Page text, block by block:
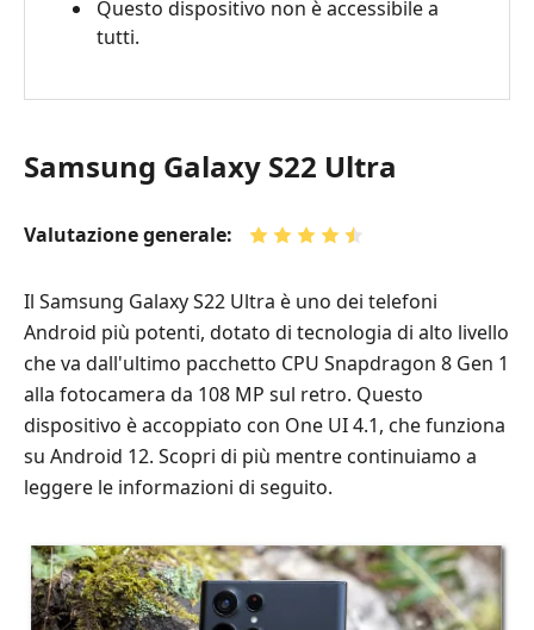
Questo dispositivo non è accessibile a
tutti.
Samsung Galaxy S22 Ultra
Valutazione generale:
Il Samsung Galaxy S22 Ultra è uno dei telefoni
Android più potenti, dotato di tecnologia di alto livello
che va dall'ultimo pacchetto CPU Snapdragon 8 Gen 1
alla fotocamera da 108 MP sul retro. Questo
dispositivo è accoppiato con One UI 4.1, che funziona
su Android 12. Scopri di più mentre continuiamo a
leggere le informazioni di seguito.